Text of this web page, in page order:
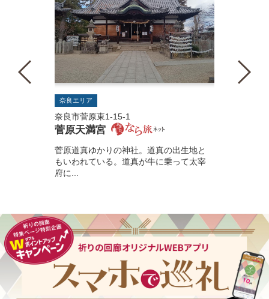
奈良エリア
奈良市菅原東1-15-1
菅原天満宮
菅原道真ゆかりの神社。道真の出生地と
もいわれている。道真が牛に乗って太宰
府に...